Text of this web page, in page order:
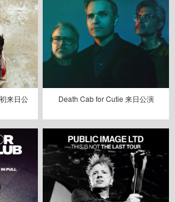
来日公
Death Cab for Cutie 来日公演